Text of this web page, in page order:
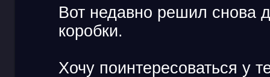
Вот недавно решил снова
коробки.
Хочу поинтересоваться у